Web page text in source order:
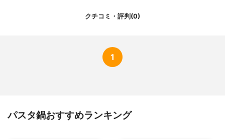
クチコミ・評判(0)
1
パスタ鍋おすすめランキング